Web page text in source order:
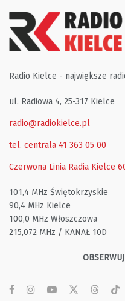
Radio Kielce - największe
ul. Radiowa 4, 25-317 Kielce
radio@radiokielce.pl
tel. centrala 41 363 05 00
Czerwona Linia Radia Kielce
101,4 MHz Świętokrzyskie
90,4 MHz Kielce
100,0 MHz Włoszczowa
215,072 MHz / KANAŁ 10D